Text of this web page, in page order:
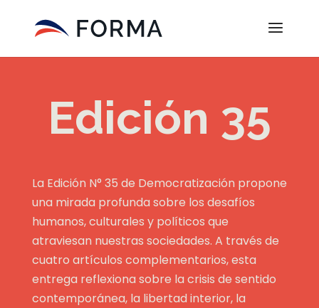
Edición 35
La Edición N° 35 de Democratización propone
una mirada profunda sobre los desafíos
humanos, culturales y políticos que
atraviesan nuestras sociedades. A través de
cuatro artículos complementarios, esta
entrega reflexiona sobre la crisis de sentido
contemporánea, la libertad interior, la